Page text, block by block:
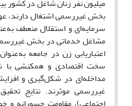
بخش غیررسمی اشتغال دارند،
سرمایه‌ای و استقلال منعطف
مشاغل خدماتی در بخش
اعتباریابی زن در جامعه
سخت اقتصادی و همکنشی با
مداخله‌ای در شکل‌گیری و
غیررسمی موثرند. نتایج